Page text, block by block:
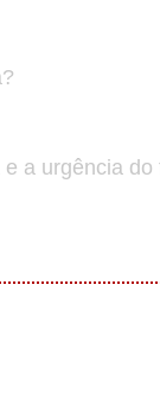
a urgência do